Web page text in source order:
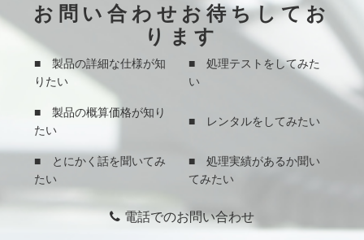
お問い合わせお待ちしてお
ります
■ 製品の詳細な仕様が知
りたい
■ 処理テストをしてみた
い
■ 製品の概算価格が知り
たい
■ レンタルをしてみたい
■ とにかく話を聞いてみ
たい
■ 処理実績があるか聞い
てみたい
電話でのお問い合わせ